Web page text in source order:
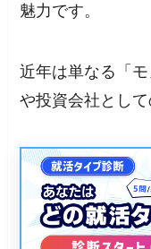
魅力です。
近年は単なる「
や投資会社として